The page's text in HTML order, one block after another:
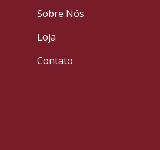
Sobre Nós
Loja
Contato